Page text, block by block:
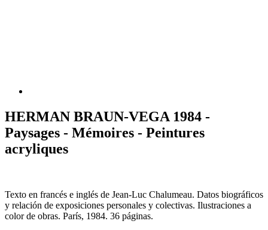
HERMAN BRAUN-VEGA 1984 -
Paysages - Mémoires - Peintures
acryliques
Texto en francés e inglés de Jean-Luc Chalumeau. Datos biográficos
y relación de exposiciones personales y colectivas. Ilustraciones a
color de obras. París, 1984. 36 páginas.